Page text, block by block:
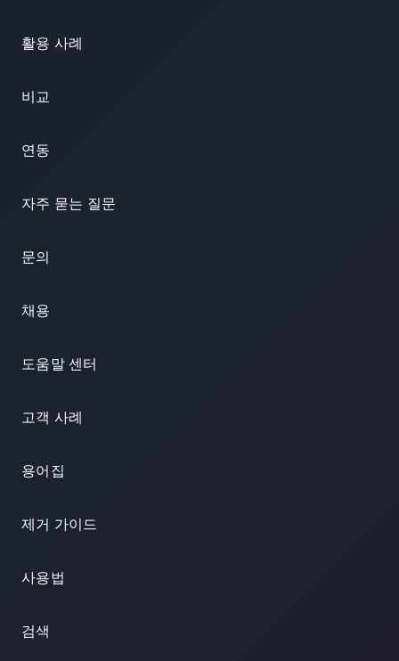
활용 사례
비교
연동
자주 묻는 질문
문의
채용
도움말 센터
고객 사례
용어집
제거 가이드
사용법
검색